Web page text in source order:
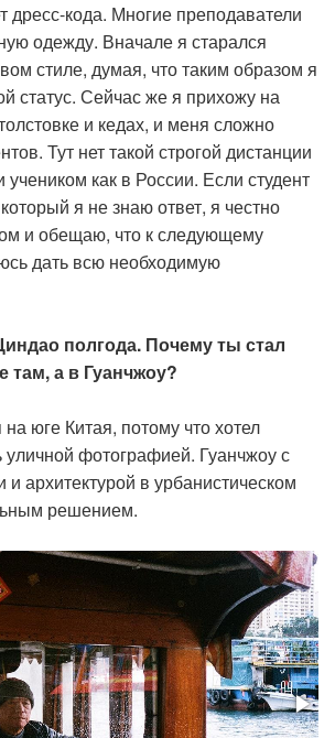
дресс-кода. Многие преподаватели
одежду. Вначале я старался
стиле, думая, что таким образом я
статус. Сейчас же я прихожу на
и кедах, и меня сложно
Тут нет такой строгой дистанции
как в России. Если студент
я не знаю ответ, я честно
и обещаю, что к следующему
дать всю необходимую
полгода. Почему ты стал
там, а в Гуанчжоу?
юге Китая, потому что хотел
уличной фотографией. Гуанчжоу с
и архитектурой в урбанистическом
решением.